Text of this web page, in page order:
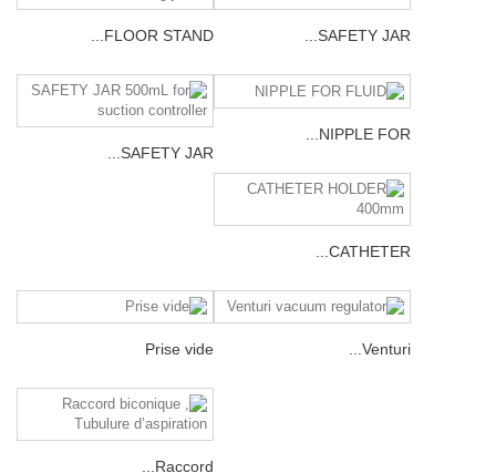
FLOOR STAND... SAFETY JAR...
SAFETY JAR...
NIPPLE FOR...
CATHETER...
Prise vide Venturi...
Raccord...